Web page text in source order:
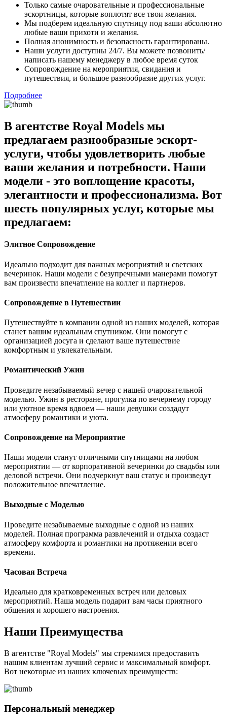
Только самые очаровательные и профессиональные
эскортницы, которые воплотят все твои желания.
Мы подберем идеальную спутницу под ваши абсолютно
любые ваши прихоти и желания.
Полная анонимность и безопасность гарантированы.
Наши услуги доступны 24/7. Вы можете позвонить/
написать нашему менеджеру в любое время суток
Сопровождение на мероприятия, свидания и
путешествия, и большое разнообразие других услуг.
Подробнее
В агентстве Royal Models мы
предлагаем разнообразные эскорт-
услуги, чтобы удовлетворить любые
ваши желания и потребности. Наши
модели - это воплощение красоты,
элегантности и профессионализма. Вот
шесть популярных услуг, которые мы
предлагаем:
Элитное Сопровождение
Идеально подходит для важных мероприятий и светских
вечеринок. Наши модели с безупречными манерами помогут
вам произвести впечатление на коллег и партнеров.
Сопровождение в Путешествии
Путешествуйте в компании одной из наших моделей, которая
станет вашим идеальным спутником. Они помогут с
организацией досуга и сделают ваше путешествие
комфортным и увлекательным.
Романтический Ужин
Проведите незабываемый вечер с нашей очаровательной
моделью. Ужин в ресторане, прогулка по вечернему городу
или уютное время вдвоем — наши девушки создадут
атмосферу романтики и уюта.
Сопровождение на Мероприятие
Наши модели станут отличными спутницами на любом
мероприятии — от корпоративной вечеринки до свадьбы или
деловой встречи. Они подчеркнут ваш статус и произведут
положительное впечатление.
Выходные с Моделью
Проведите незабываемые выходные с одной из наших
моделей. Полная программа развлечений и отдыха создаст
атмосферу комфорта и романтики на протяжении всего
времени.
Часовая Встреча
Идеально для кратковременных встреч или деловых
мероприятий. Наша модель подарит вам часы приятного
общения и хорошего настроения.
Наши Преимущества
В агентстве "Royal Models" мы стремимся предоставить
нашим клиентам лучший сервис и максимальный комфорт.
Вот некоторые из наших ключевых преимуществ:
Персональный менеджер